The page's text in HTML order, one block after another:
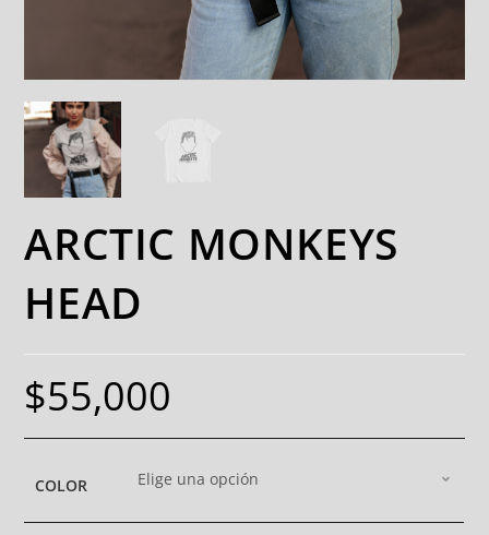
ARCTIC MONKEYS
HEAD
$55,000
COLOR Elige una opción